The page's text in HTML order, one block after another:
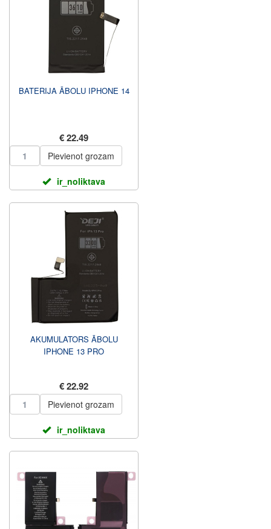
BATERIJA ĀBOLU IPHONE 14
€ 22.49
Pievienot grozam
ir_noliktava
AKUMULATORS ĀBOLU
IPHONE 13 PRO
€ 22.92
Pievienot grozam
ir_noliktava